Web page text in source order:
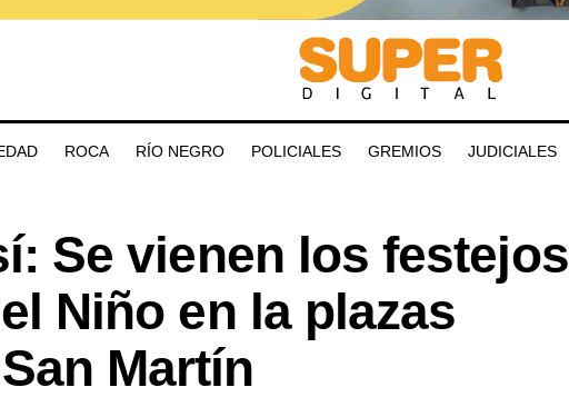
ROCA RÍO NEGRO POLICIALES GREMIOS JUDICIALES
Se vienen los festejos
Niño en la plazas
Martín